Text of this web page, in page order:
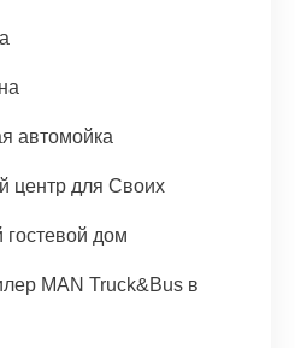
автомойка
центр для Своих
дом
MAN Truck&Bus в